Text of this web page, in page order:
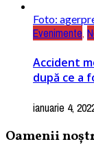
Foto:
Evenimente,
Accident
după ce a
ianuarie 4,
Oamenii